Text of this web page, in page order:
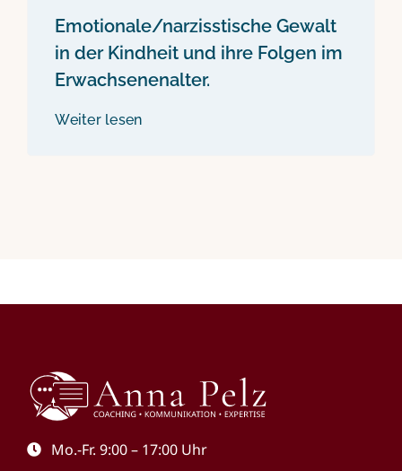
Emotionale/narzisstische Gewalt
in der Kindheit und ihre Folgen im
Erwachsenenalter.
Weiter lesen
Mo.-Fr. 9:00 – 17:00 Uhr